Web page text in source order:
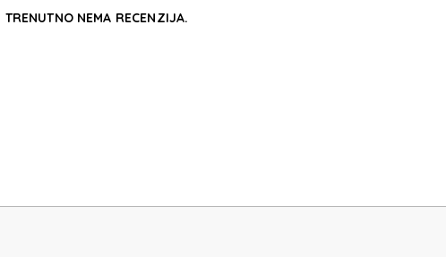
NEMA RECENZIJA.